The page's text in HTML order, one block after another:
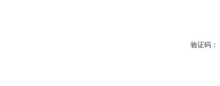
验证码：